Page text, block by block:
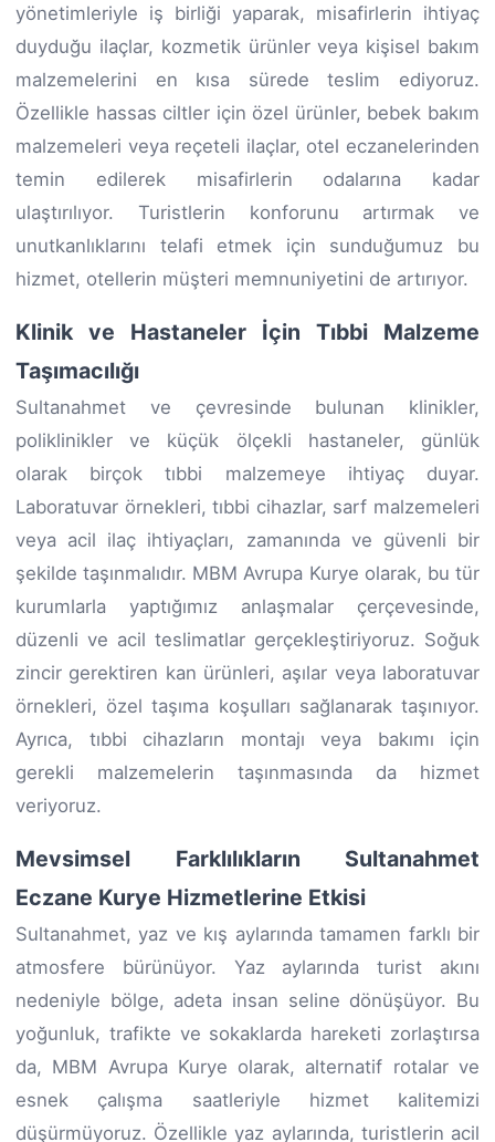
yönetimleriyle iş birliği yaparak, misafirlerin ihtiyaç
duyduğu ilaçlar, kozmetik ürünler veya kişisel bakım
malzemelerini en kısa sürede teslim ediyoruz.
Özellikle hassas ciltler için özel ürünler, bebek bakım
malzemeleri veya reçeteli ilaçlar, otel eczanelerinden
temin edilerek misafirlerin odalarına kadar
ulaştırılıyor. Turistlerin konforunu artırmak ve
unutkanlıklarını telafi etmek için sunduğumuz bu
hizmet, otellerin müşteri memnuniyetini de artırıyor.
Klinik ve Hastaneler İçin Tıbbi Malzeme
Taşımacılığı
Sultanahmet ve çevresinde bulunan klinikler,
poliklinikler ve küçük ölçekli hastaneler, günlük
olarak birçok tıbbi malzemeye ihtiyaç duyar.
Laboratuvar örnekleri, tıbbi cihazlar, sarf malzemeleri
veya acil ilaç ihtiyaçları, zamanında ve güvenli bir
şekilde taşınmalıdır. MBM Avrupa Kurye olarak, bu tür
kurumlarla yaptığımız anlaşmalar çerçevesinde,
düzenli ve acil teslimatlar gerçekleştiriyoruz. Soğuk
zincir gerektiren kan ürünleri, aşılar veya laboratuvar
örnekleri, özel taşıma koşulları sağlanarak taşınıyor.
Ayrıca, tıbbi cihazların montajı veya bakımı için
gerekli malzemelerin taşınmasında da hizmet
veriyoruz.
Mevsimsel Farklılıkların Sultanahmet
Eczane Kurye Hizmetlerine Etkisi
Sultanahmet, yaz ve kış aylarında tamamen farklı bir
atmosfere bürünüyor. Yaz aylarında turist akını
nedeniyle bölge, adeta insan seline dönüşüyor. Bu
yoğunluk, trafikte ve sokaklarda hareketi zorlaştırsa
da, MBM Avrupa Kurye olarak, alternatif rotalar ve
esnek çalışma saatleriyle hizmet kalitemizi
düşürmüyoruz. Özellikle yaz aylarında, turistlerin acil